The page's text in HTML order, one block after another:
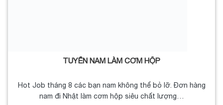
TUYỂN NAM LÀM CƠM HỘP
Hot Job tháng 8 các bạn nam không thể bỏ lỡ. Đơn hàng
nam đi Nhật làm cơm hộp siêu chất lượng…